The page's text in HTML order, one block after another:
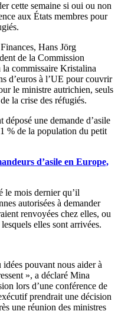
cette semaine si oui ou non
aux États membres pour
Hans Jörg
de la Commission
la commissaire Kristalina
d’euros à l’UE pour couvrir
le ministre autrichien, seuls
la crise des réfugiés.
une demande d’asile
% de la population du petit
d’asile en Europe,
le mois dernier qu’il
autorisées à demander
renvoyées chez elles, ou
elles sont arrivées.
pouvant nous aider à
», a déclaré Mina
lors d’une conférence de
prendrait une décision
une réunion des ministres